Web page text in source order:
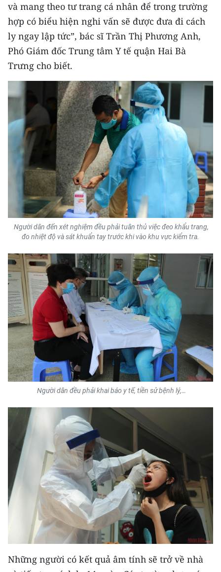
THỜI NAY
NHÂN DÂN CUỐI TUẦN
NHÂN DÂN HẰNG THÁNG
MUA BÁO
ĐỌC BÁO IN
ENGLISH
中文
FRANÇAIS
РУССКИЙ
ESPAÑOL
한국어
và mang theo tư trang cá nhân để trong trường
hợp có biểu hiện nghi vấn sẽ được đưa đi cách
ly ngay lập tức”, bác sĩ Trần Thị Phương Anh,
Phó Giám đốc Trung tâm Y tế quận Hai Bà
Trưng cho biết.
Người dân đến xét nghiệm đều phải tuân thủ việc đeo khẩu trang,
đo nhiệt độ và sát khuẩn tay trước khi vào khu vực kiểm tra.
Người dân đều phải khai báo y tế, tiền sử bệnh lý,…
Những người có kết quả âm tính sẽ trở về nhà